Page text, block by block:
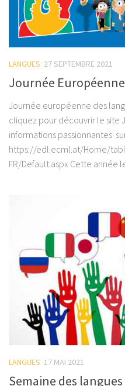
LANGUES 27 SEPTEMBRE 2021
Journée
Journée européenne des
cliquez pour découvrir le site
informations passionnantes
https://edl.ecml.at/Home/
FR/Default.aspx Cette année
LANGUES 17 MAI 2021
Semaine des